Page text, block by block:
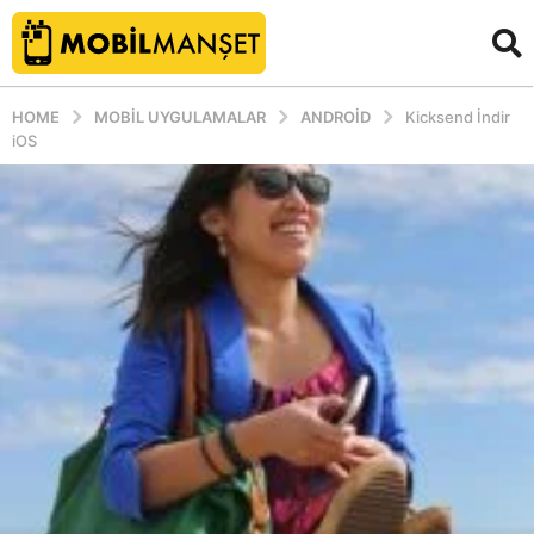
HOME MOBIL UYGULAMALAR ANDROID
Kicksend İndir
iOS